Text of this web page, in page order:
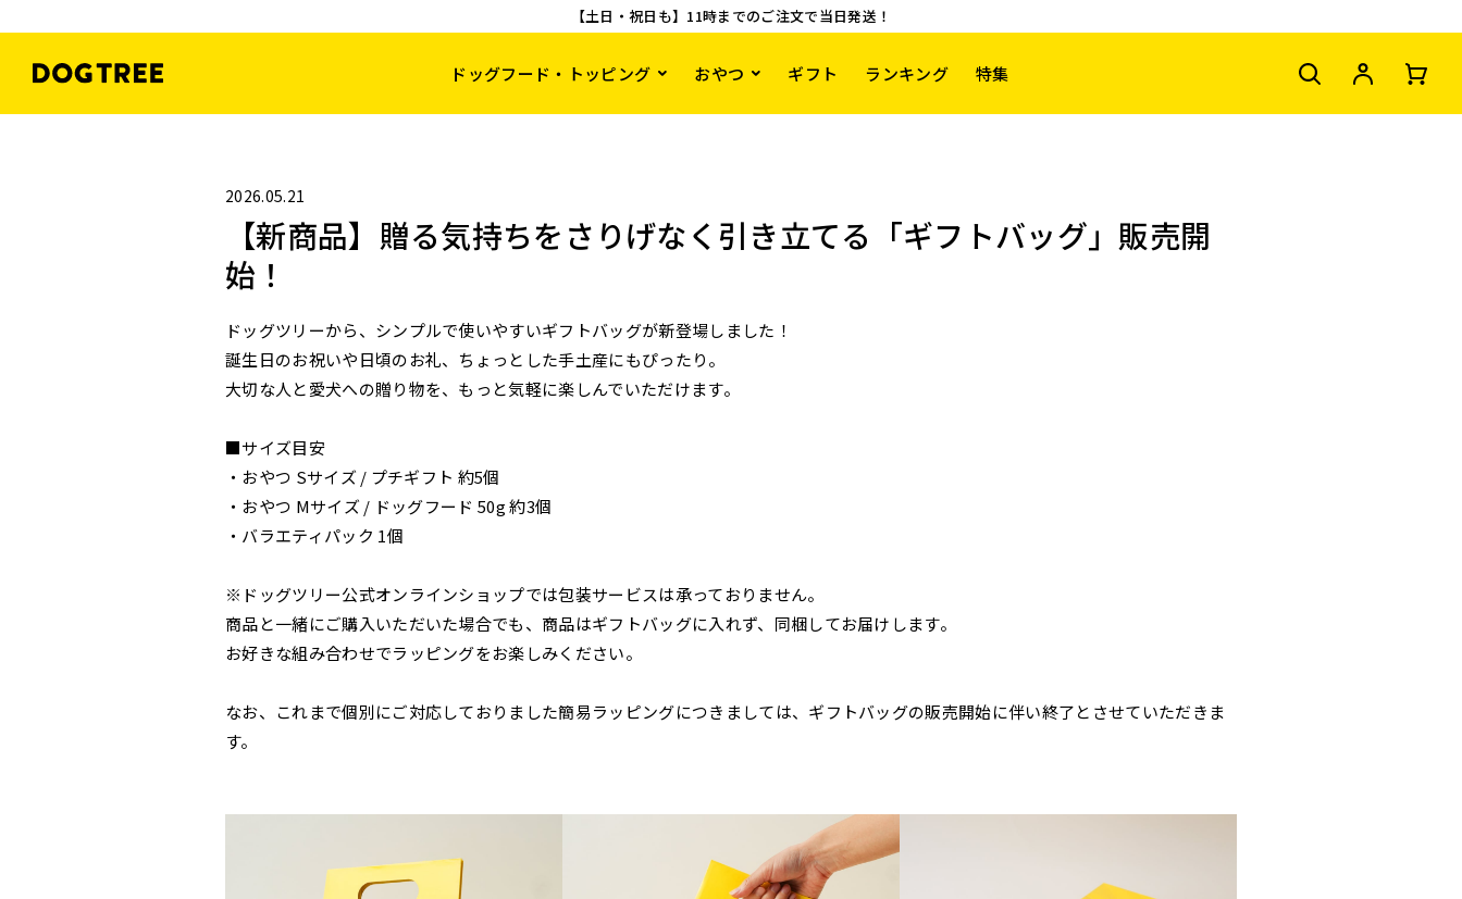
【土日・祝日も】11時までのご注文で当日発送！
ドッグフード・トッピング おやつ ギフト ランキング 特集
2026.05.21
【新商品】贈る気持ちをさりげなく引き立てる「ギフトバッグ」販売開
始！
ドッグツリーから、シンプルで使いやすいギフトバッグが新登場しました！
誕生日のお祝いや日頃のお礼、ちょっとした手土産にもぴったり。
大切な人と愛犬への贈り物を、もっと気軽に楽しんでいただけます。
■サイズ目安
・おやつ Sサイズ / プチギフト 約5個
・おやつ Mサイズ / ドッグフード 50g 約3個
・バラエティパック 1個
※ドッグツリー公式オンラインショップでは包装サービスは承っておりません。
商品と一緒にご購入いただいた場合でも、商品はギフトバッグに入れず、同梱してお届けします。
お好きな組み合わせでラッピングをお楽しみください。
なお、これまで個別にご対応しておりました簡易ラッピングにつきましては、ギフトバッグの販売開始に伴い終了とさせていただきま
す。